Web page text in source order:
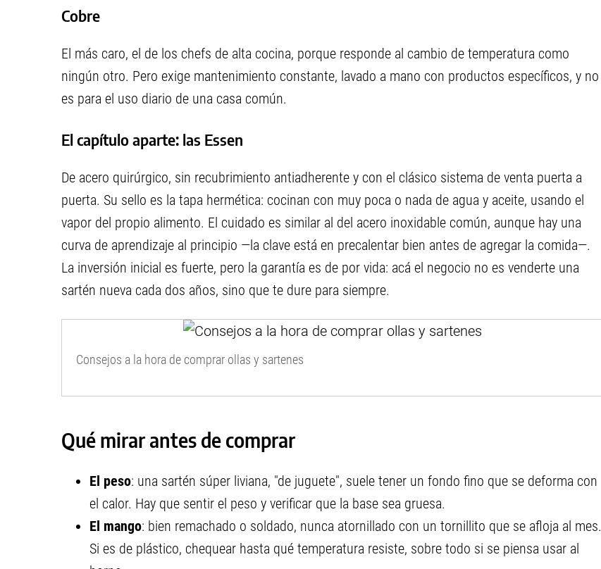
Cobre
El más caro, el de los chefs de alta cocina, porque responde al cambio de temperatura como
ningún otro. Pero exige mantenimiento constante, lavado a mano con productos específicos, y no
es para el uso diario de una casa común.
El capítulo aparte: las Essen
De acero quirúrgico, sin recubrimiento antiadherente y con el clásico sistema de venta puerta a
puerta. Su sello es la tapa hermética: cocinan con muy poca o nada de agua y aceite, usando el
vapor del propio alimento. El cuidado es similar al del acero inoxidable común, aunque hay una
curva de aprendizaje al principio —la clave está en precalentar bien antes de agregar la comida—.
La inversión inicial es fuerte, pero la garantía es de por vida: acá el negocio no es venderte una
sartén nueva cada dos años, sino que te dure para siempre.
Consejos a la hora de comprar ollas y sartenes
Qué mirar antes de comprar
El peso: una sartén súper liviana, "de juguete", suele tener un fondo fino que se deforma con
el calor. Hay que sentir el peso y verificar que la base sea gruesa.
El mango: bien remachado o soldado, nunca atornillado con un tornillito que se afloja al mes.
Si es de plástico, chequear hasta qué temperatura resiste, sobre todo si se piensa usar al